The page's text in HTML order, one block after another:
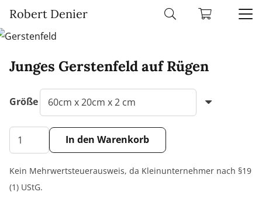
Robert Denier
Junges Gerstenfeld auf Rügen
Größe
Junges
Gerstenfeld
auf
Rügen
In den Warenkorb
Kein Mehrwertsteuerausweis, da Kleinunternehmer nach §19
(1) UStG.